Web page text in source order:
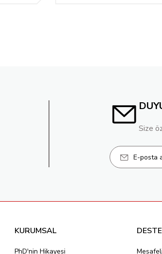
Size
KURUMSAL
PhD'nin Hikayesi